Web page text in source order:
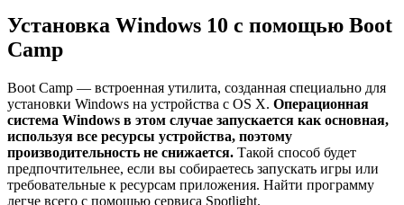
Установка Windows 10 с помощью Boot
Camp
Boot Camp — встроенная утилита, созданная специально для
установки Windows на устройства с OS X. Операционная
система Windows в этом случае запускается как основная,
используя все ресурсы устройства, поэтому
производительность не снижается. Такой способ будет
предпочтительнее, если вы собираетесь запускать игры или
требовательные к ресурсам приложения. Найти программу
легче всего с помощью сервиса Spotlight.